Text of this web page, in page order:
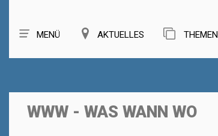
MENÜ AKTUELLES THEMEN
WWW - WAS WANN WO